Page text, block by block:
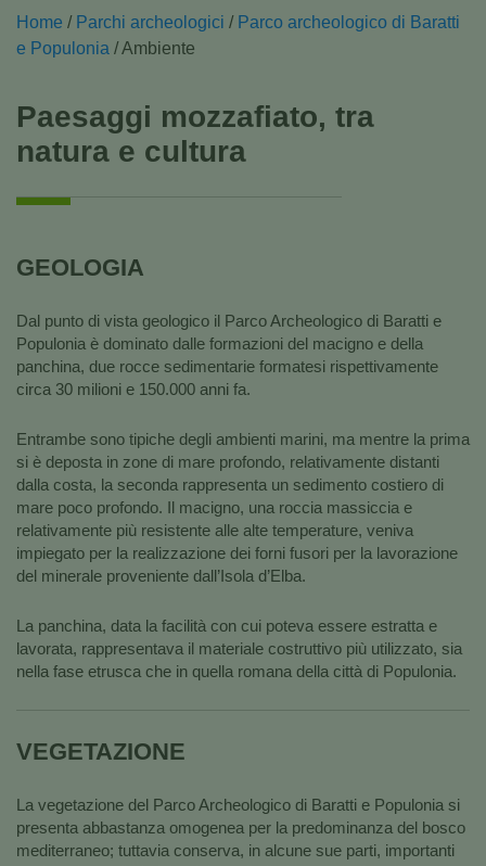
Home / Parchi archeologici / Parco archeologico di Baratti
e Populonia /Ambiente
Paesaggi mozzafiato, tra
natura e cultura
GEOLOGIA
Dal punto di vista geologico il Parco Archeologico di Baratti e
Populonia è dominato dalle formazioni del macigno e della
panchina, due rocce sedimentarie formatesi rispettivamente
circa 30 milioni e 150.000 anni fa.
Entrambe sono tipiche degli ambienti marini, ma mentre la prima
si è deposta in zone di mare profondo, relativamente distanti
dalla costa, la seconda rappresenta un sedimento costiero di
mare poco profondo. Il macigno, una roccia massiccia e
relativamente più resistente alle alte temperature, veniva
impiegato per la realizzazione dei forni fusori per la lavorazione
del minerale proveniente dall’Isola d’Elba.
La panchina, data la facilità con cui poteva essere estratta e
lavorata, rappresentava il materiale costruttivo più utilizzato, sia
nella fase etrusca che in quella romana della città di Populonia.
VEGETAZIONE
La vegetazione del Parco Archeologico di Baratti e Populonia si
presenta abbastanza omogenea per la predominanza del bosco
mediterraneo; tuttavia conserva, in alcune sue parti, importanti